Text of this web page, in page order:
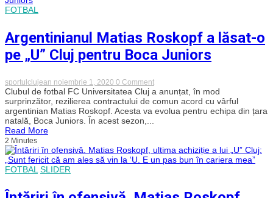
FOTBAL
Argentinianul Matias Roskopf a lăsat-o
pe „U” Cluj pentru Boca Juniors
sportulclujean noiembrie 1, 2020 0 Commenton
Argentinianul
Matias
Roskopf
a
„U”
Cluj
pentru
Clubul de fotbal FC Universitatea Cluj a anunțat, în mod
surprinzător, rezilierea contractului de comun acord cu vârful
argentinian Matias Roskopf. Acesta va evolua pentru echipa din țara
natală, Boca Juniors. În acest sezon,...
Read More
2 Minutes
FOTBAL SLIDER